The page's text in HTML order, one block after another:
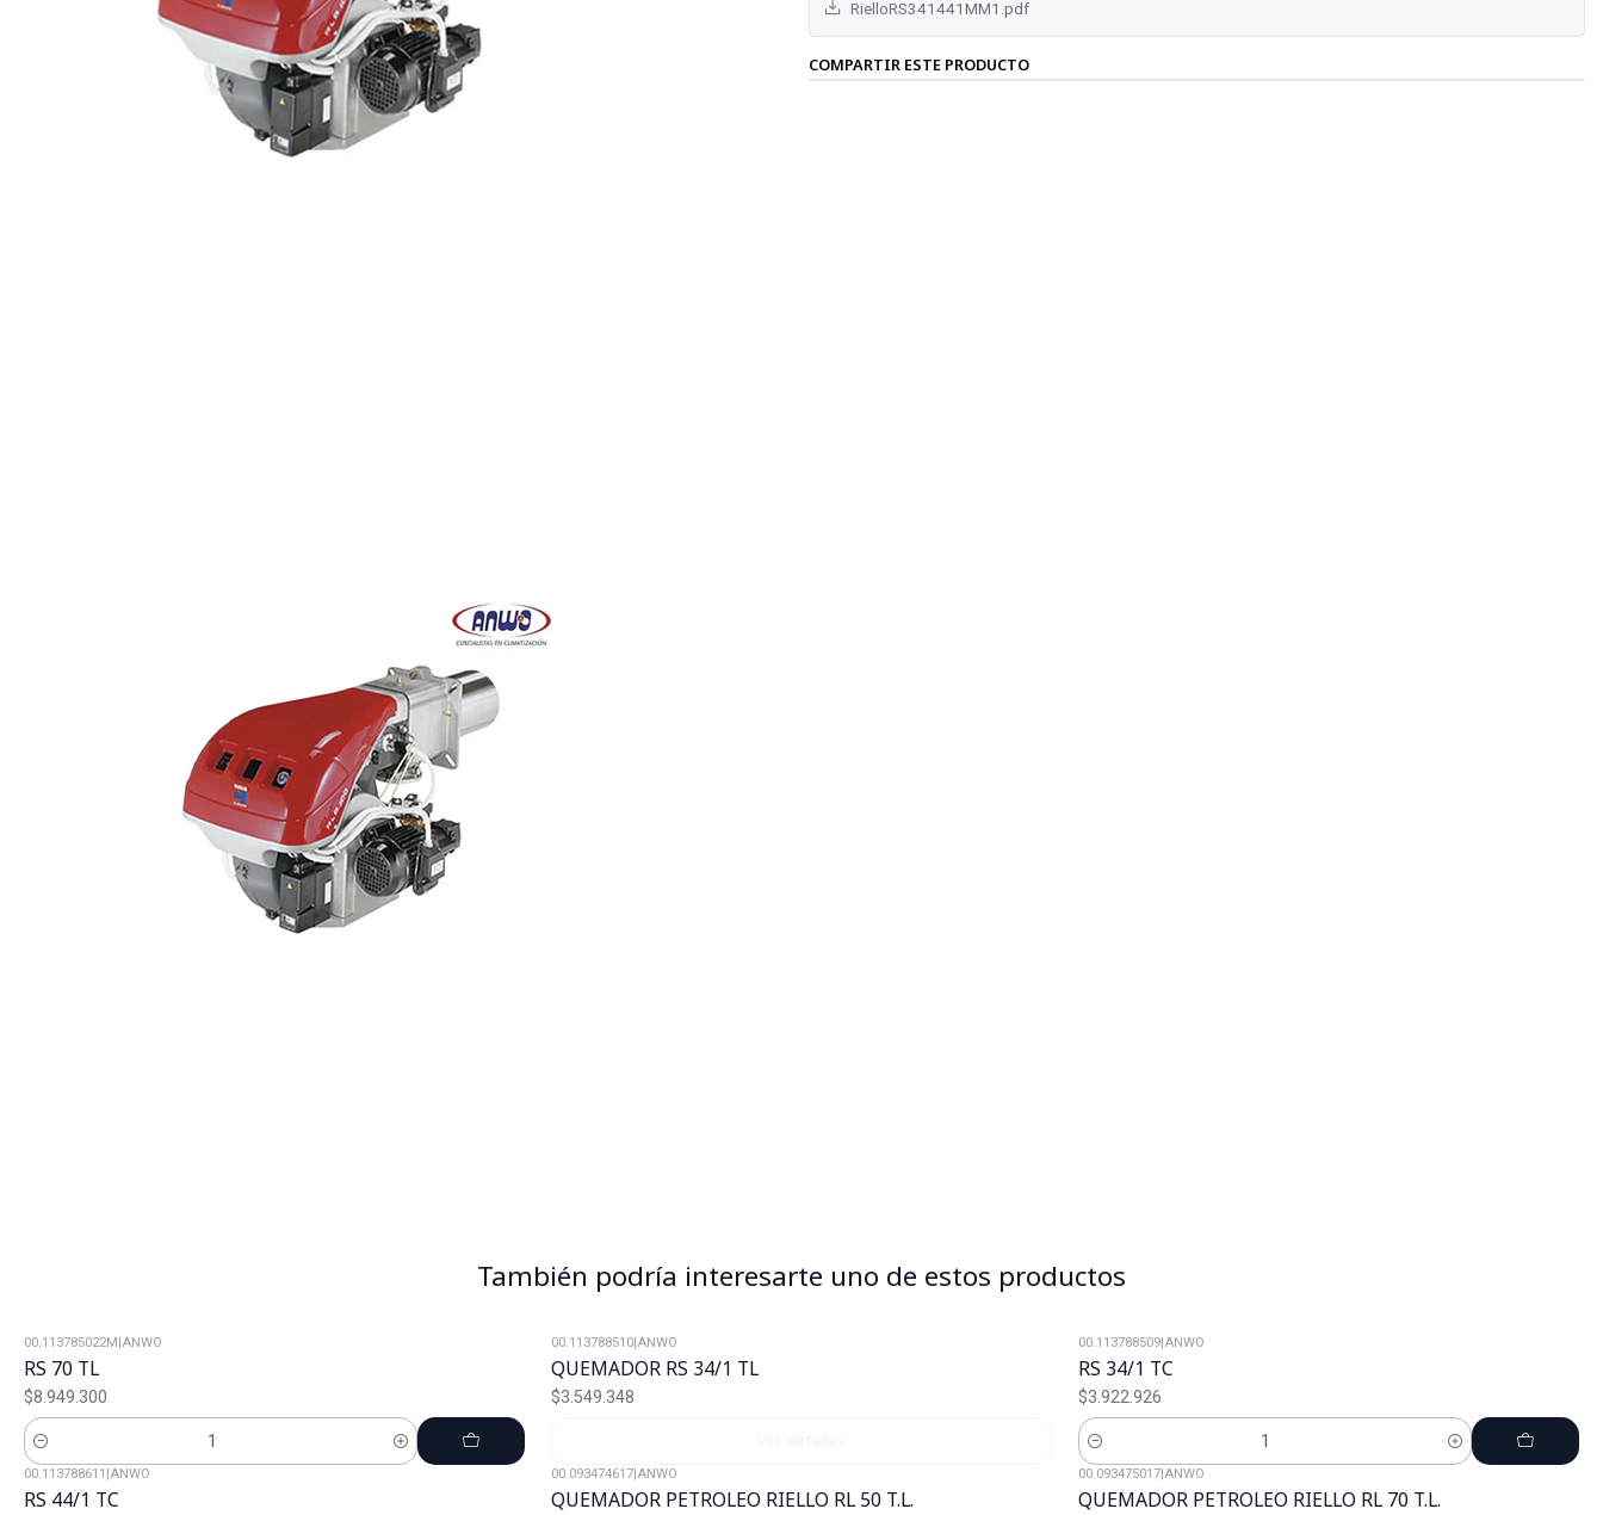
RielloRS341441MM1.pdf
COMPARTIR ESTE PRODUCTO
También podría interesarte uno de estos productos
00.113785022M|ANWO
RS 70 TL
$8.949.300
Cantidad
00.113788510|ANWO
QUEMADOR RS 34/1 TL
$3.549.348
00.113788509|ANWO
RS 34/1 TC
$3.922.926
Cantidad
00.113788611 |ANWO
RS 44/1 TC
00.093474617|ANWO
QUEMADOR PETROLEO RIELLO RL 50 T.L.
00.093475017|ANWO
QUEMADOR PETROLEO RIELLO RL 70 T.L.